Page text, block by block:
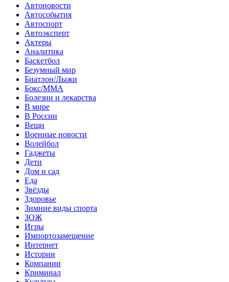
Автоновости
Автособытия
Автоспорт
Автоэксперт
Актеры
Аналитика
Баскетбол
Безумный мир
Биатлон/Лыжи
Бокс/MMA
Болезни и лекарства
В мире
В России
Вещи
Военные новости
Волейбол
Гаджеты
Дети
Дом и сад
Еда
Звёзды
Здоровье
Зимние виды спорта
ЗОЖ
Игры
Импортозамещение
Интернет
Истории
Компании
Криминал